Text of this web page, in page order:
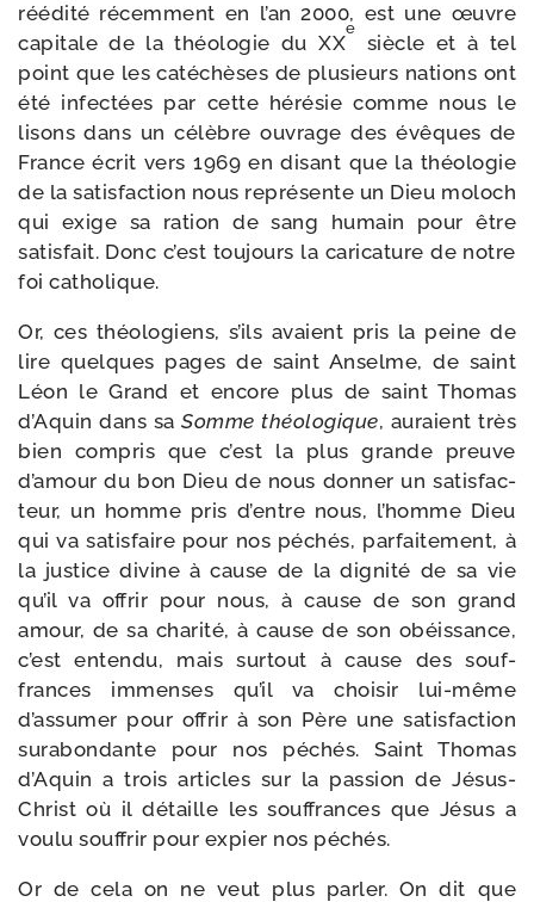
réédi­té récem­ment en l’an 2000, est une œuvre
capi­tale de la théo­lo­gie du XX
e
siècle et à tel
point que les caté­chèses de plu­sieurs nations ont
été infec­tées par cette héré­sie comme nous le
lisons dans un célèbre ouvrage des évêques de
France écrit vers 1969 en disant que la théo­lo­gie
de la satis­fac­tion nous repré­sente un Dieu moloch
qui exige sa ration de sang humain pour être
satis­fait. Donc c’est tou­jours la cari­ca­ture de notre
foi catholique.
Or, ces théo­lo­giens, s’ils avaient pris la peine de
lire quelques pages de saint Anselme, de saint
Léon le Grand et encore plus de saint Thomas
d’Aquin dans sa Somme théo­lo­gique, auraient très
bien com­pris que c’est la plus grande preuve
d’amour du bon Dieu de nous don­ner un satis­fac­
teur, un homme pris d’entre nous, l’homme Dieu
qui va satis­faire pour nos péchés, par­fai­te­ment, à
la jus­tice divine à cause de la digni­té de sa vie
qu’il va offrir pour nous, à cause de son grand
amour, de sa cha­ri­té, à cause de son obéis­sance,
c’est enten­du, mais sur­tout à cause des souf­
frances immenses qu’il va choi­sir lui-​même
d’assumer pour offrir à son Père une satis­fac­tion
sur­abon­dante pour nos péchés. Saint Thomas
d’Aquin a trois articles sur la pas­sion de Jésus-​
Christ où il détaille les souf­frances que Jésus a
vou­lu souf­frir pour expier nos péchés.
Or de cela on ne veut plus par­ler. On dit que